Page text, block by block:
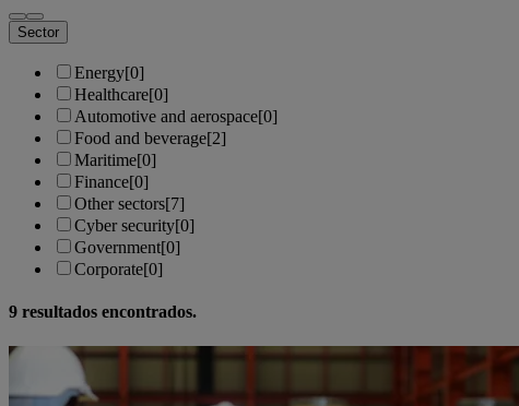
Sector
Energy[0]
Healthcare[0]
Automotive and aerospace[0]
Food and beverage[2]
Maritime[0]
Finance[0]
Other sectors[7]
Cyber security[0]
Government[0]
Corporate[0]
9 resultados encontrados.